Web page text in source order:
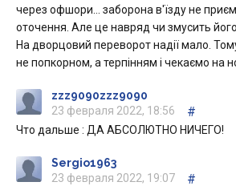
через офшори… заборона в'їзду не
оточення. Але це навряд чи змусить його
На дворцовий переворот надії мало.
не попкорном, а терпінням і чекаємо на
zzz9090zzz9090
23 февраля 2022, 18:56
#
Что дальше : ДА АБСОЛЮТНО НИЧЕГО!
Sergio1963
23 февраля 2022, 19:07
#